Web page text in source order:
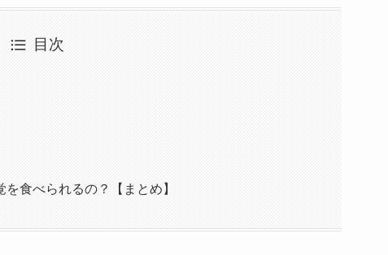
目次
食べられるの？【まとめ】